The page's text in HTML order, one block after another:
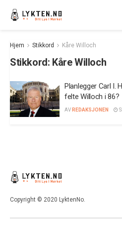
Hjem Stikkord Kåre Willoch
Stikkord: Kåre Willoch
Planlegger Carl I.
felte Willoch i 86?
AV REDAKSJONEN
Copyright © 2020 LyktenNo.